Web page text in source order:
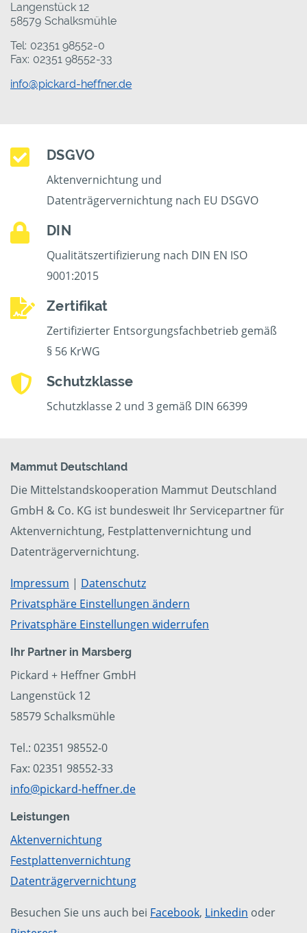
Langenstück 12
58579 Schalksmühle
Tel: 02351 98552-0
Fax: 02351 98552-33
info@pickard-heffner.de
DSGVO
Aktenvernichtung und
Datenträgervernichtung nach EU DSGVO
DIN
Qualitätszertifizierung nach DIN EN ISO
9001:2015
Zertifikat
Zertifizierter Entsorgungsfachbetrieb gemäß
§ 56 KrWG
Schutzklasse
Schutzklasse 2 und 3 gemäß DIN 66399
Mammut Deutschland
Die Mittelstandskooperation Mammut Deutschland
GmbH & Co. KG ist bundesweit Ihr Servicepartner für
Aktenvernichtung, Festplattenvernichtung und
Datenträgervernichtung.
Impressum | Datenschutz
Privatsphäre Einstellungen ändern
Privatsphäre Einstellungen widerrufen
Ihr Partner in Marsberg
Pickard + Heffner GmbH
Langenstück 12
58579 Schalksmühle
Tel.: 02351 98552-0
Fax: 02351 98552-33
info@pickard-heffner.de
Leistungen
Aktenvernichtung
Festplattenvernichtung
Datenträgervernichtung
Besuchen Sie uns auch bei Facebook, Linkedin oder